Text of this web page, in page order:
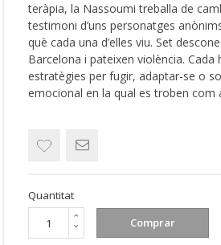
teràpia, la Nassoumi treballa de
testimoni d’uns personatges
què cada una d’elles viu. Set
Barcelona i pateixen violència.
estratègies per fugir, adaptar-se o
emocional en la qual es troben com
Quantitat
Comprar